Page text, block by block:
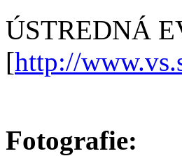
ÚSTREDNÁ
[http://
Fotografie: